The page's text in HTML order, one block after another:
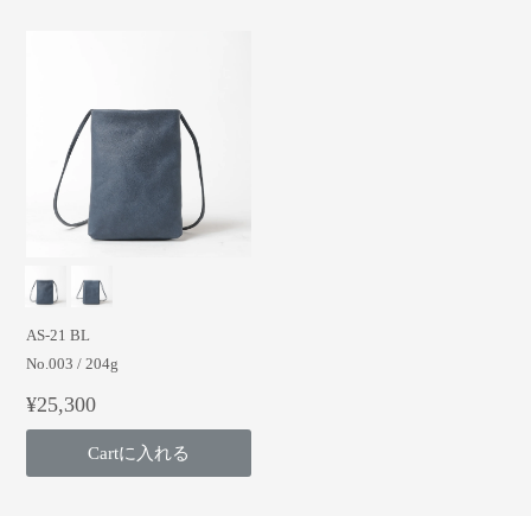
AS-21 BL
No.003 / 204g
¥25,300
Cartに入れる